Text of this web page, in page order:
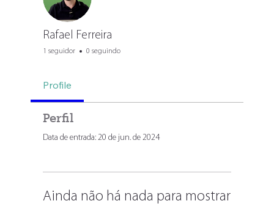
Rafael Ferreira
1 seguidor 0 seguindo
Profile
Perfil
Data de entrada: 20 de jun. de 2024
Ainda não há nada para mostrar